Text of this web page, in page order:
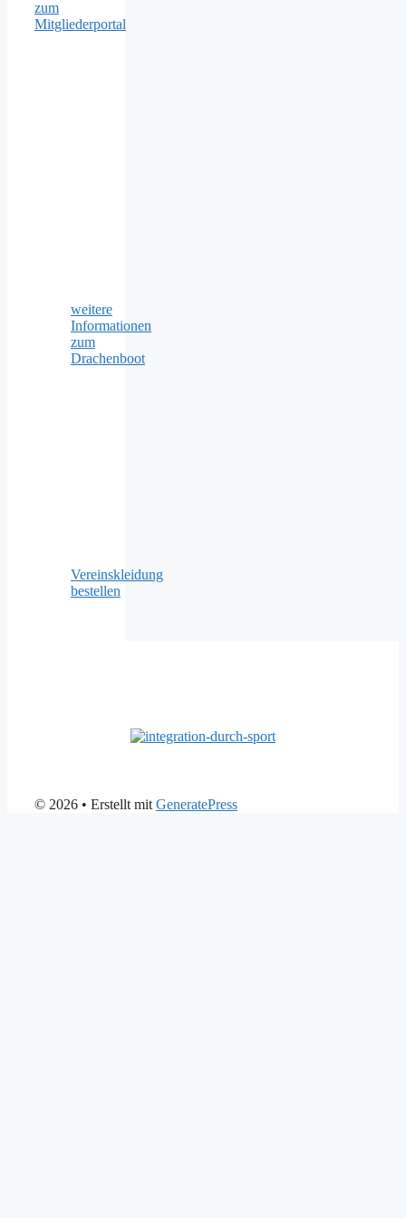
zum
Mitgliederportal
weitere
Informationen
zum
Drachenboot
Vereinskleidung
bestellen
© 2026 • Erstellt mit GeneratePress